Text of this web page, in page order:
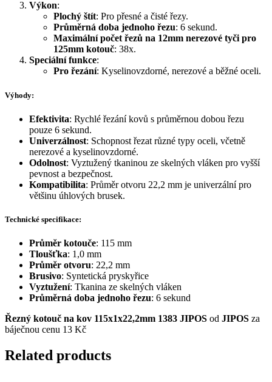
Výkon:
Plochý štít: Pro přesné a čisté řezy.
Průměrná doba jednoho řezu: 6 sekund.
Maximální počet řezů na 12mm nerezové tyči pro
125mm kotouč: 38x.
Speciální funkce:
Pro řezání: Kyselinovzdorné, nerezové a běžné oceli.
Výhody:
Efektivita: Rychlé řezání kovů s průměrnou dobou řezu
pouze 6 sekund.
Univerzálnost: Schopnost řezat různé typy oceli, včetně
nerezové a kyselinovzdorné.
Odolnost: Vyztužený tkaninou ze skelných vláken pro vyšší
pevnost a bezpečnost.
Kompatibilita: Průměr otvoru 22,2 mm je univerzální pro
většinu úhlových brusek.
Technické specifikace:
Průměr kotouče: 115 mm
Tloušťka: 1,0 mm
Průměr otvoru: 22,2 mm
Brusivo: Syntetická pryskyřice
Vyztužení: Tkanina ze skelných vláken
Průměrná doba jednoho řezu: 6 sekund
Řezný kotouč na kov 115x1x22,2mm 1383 JIPOS od JIPOS za
báječnou cenu 13 Kč
Related products